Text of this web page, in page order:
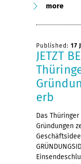
more
Published: 17
JETZT
erb
Das
Gründungen